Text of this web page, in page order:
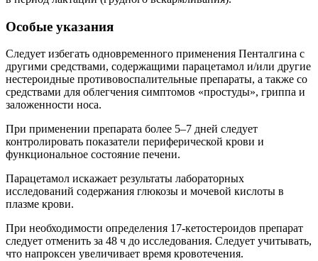
Особые указания
Следует избегать одновременного применения Пенталгина с
другими средствами, содержащими парацетамол и/или другие
нестероидные противовоспалительные препараты, а также со
средствами для облегчения симптомов «простуды», гриппа и
заложенности носа.
При применении препарата более 5–7 дней следует
контролировать показатели периферической крови и
функциональное состояние печени.
Парацетамол искажает результаты лабораторных
исследований содержания глюкозы и мочевой кислоты в
плазме крови.
При необходимости определения 17-кетостероидов препарат
следует отменить за 48 ч до исследования. Следует учитывать,
что напроксен увеличивает время кровотечения.